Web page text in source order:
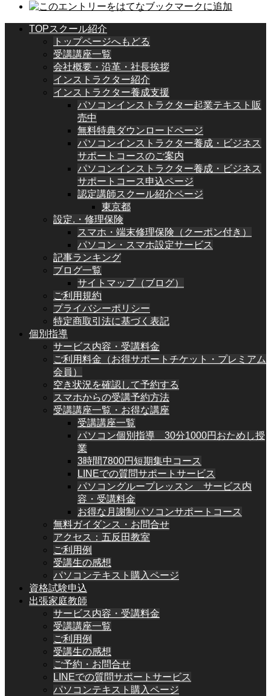
TOPスクール紹介
トップページへもどる
受講講座一覧
会社概要・沿革・社長挨拶
インストラクター紹介
インストラクター養成支援
パソコンインストラクター起業テキスト販
売中
無料特典ダウンロードページ
パソコンインストラクター養成・ビジネス
サポートコースのご案内
パソコンインストラクター養成・ビジネス
サポートコース申込ページ
認定講師スクール紹介ページ
東京都
設定.・修理保険
スマホ・端末修理保険（クーポン付き）
パソコン・スマホ設定サービス
記事ランキング
ブログ一覧
サイトマップ（ブログ）
ご利用規約
プライバシーポリシー
特定商取引法に基づく表記
個別指導
サービス内容・受講料金
ご利用料金（お得サポートチケット・プレミアム
会員）
空き状況を確認して予約する
スマホからの受講予約方法
受講講座一覧・お得な講座
受講講座一覧
パソコン個別指導 30分1000円おためし授
業
3時間7800円短期集中コース
LINEでの質問サポートサービス
パソコングループレッスン サービス内
容・受講料金
お得な月謝制パソコンサポートコース
無料ガイダンス・お問合せ
アクセス：五反田教室
ご利用例
受講生の感想
パソコンテキスト購入ページ
資格試験申込
出張家庭教師
サービス内容・受講料金
受講講座一覧
ご利用例
受講生の感想
ご予約・お問合せ
LINEでの質問サポートサービス
パソコンテキスト購入ページ